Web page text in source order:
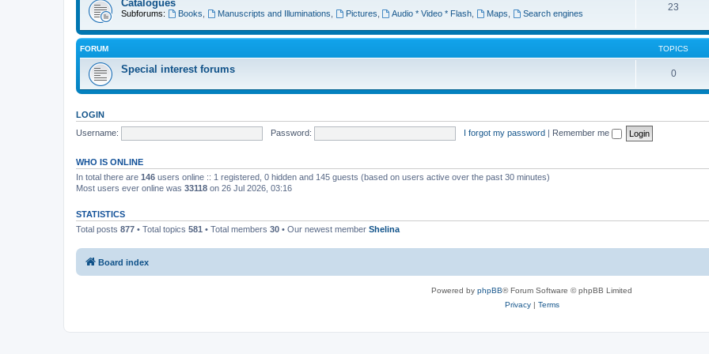
Catalogues
Subforums: Books Manuscripts and Illuminations Pictures Audio * Video * Flash Maps Search engines
23
FORUM TOPICS
Special interest forums 0
LOGIN
Username:
Password: I forgot my password | Remember me
WHO IS ONLINE
In total there are 146 users online :: 1 registered, 0 hidden and 145 guests (based on users active over the past 30 minutes)
Most users ever online was 33118 on 26 Jul 2026, 03:16
STATISTICS
Total posts 877 • Total topics 581 • Total members 30 • Our newest member Shelina
Board index
Powered by phpBB® Forum Software © phpBB Limited
Privacy| Terms